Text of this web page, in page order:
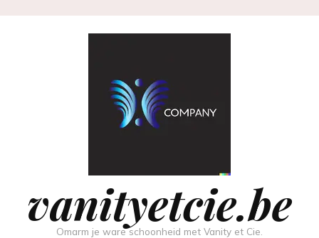
vanityetcie.be
Omarm je ware schoonheid met Vanity et Cie.